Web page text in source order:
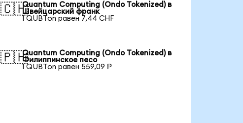
🇨🇭Quantum Computing (Ondo Tokenized) в
Швейцарский франк
1 QUBTon равен 7,44 CHF
🇵🇭Quantum Computing (Ondo Tokenized) в
Филиппинское песо
1 QUBTon равен 559,09 ₱